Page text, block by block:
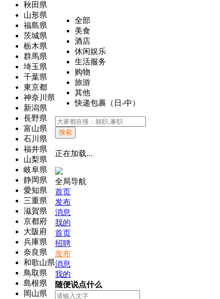
秋田県
山形県
福島県
茨城県
栃木県
群馬県
埼玉県
千葉県
東京都
神奈川県
新潟県
長野県
富山県
石川県
福井県
山梨県
岐阜県
静岡県
愛知県
三重県
滋賀県
京都府
大阪府
兵庫県
奈良県
和歌山県
鳥取県
島根県
岡山県
全部
美食
酒店
休闲娱乐
生活服务
购物
旅游
其他
快递包裹（日-中）
搜索
正在加载...
全局导航
首页
发布
消息
我的
首页
招聘
发布
消息
我的
随便说点什么